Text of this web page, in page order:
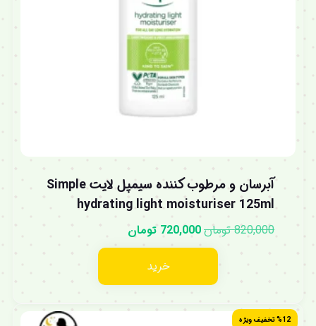
آبرسان و مرطوب کننده سیمپل لایت Simple
hydrating light moisturiser 125ml
820,000 تومان720,000 تومان
خرید
%12 تخفیف ویژه